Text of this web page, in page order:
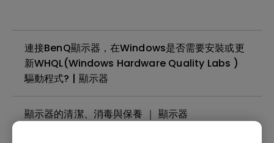
連接BenQ顯示器，在Windows是否需要安裝或更
新WHQL(Windows Hardware Quality Labs )
驅動程式? | 顯示器
顯示器的清潔、消毒與保養 ｜ 顯示器